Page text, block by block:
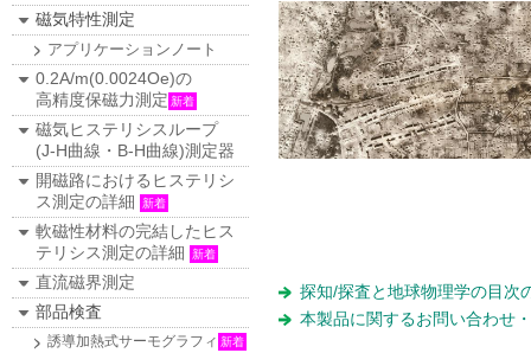
磁気特性測定
アプリケーションノート
0.2A/m(0.0024Oe)の
高精度保磁力測定 新着
磁気ヒステリシスループ
(J-H曲線・B-H曲線)測定器
開磁路におけるヒステリシ
ス測定の詳細
新着
軟磁性材料の完結したヒス
テリシス測定の詳細
新着
直流磁界測定
部品検査
誘導加熱式サーモグラフィ 新着
探知/探査と地球物理学の目次
本製品に関するお問い合わせ